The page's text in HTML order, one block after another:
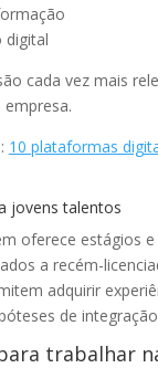
digital
cada vez mais
10 plataformas
jovens talentos
oferece estágios
a recém-
adquirir
de
trabalhar